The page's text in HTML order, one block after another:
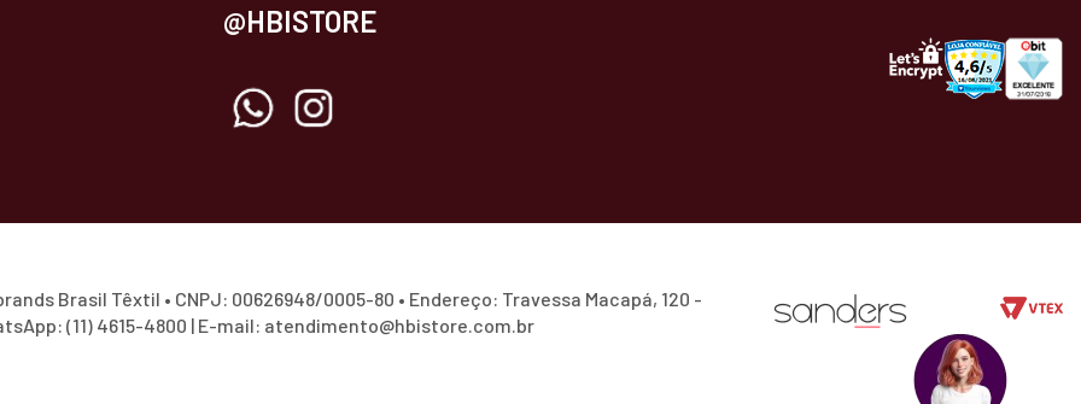
@HBISTORE
Brasil Têxtil • CNPJ: 00626948/0005-80 • Endereço: Travessa Macapá, 120 -
(11) 4615-4800 | E-mail: atendimento@hbistore.com.br